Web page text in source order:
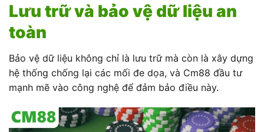
Lưu trữ và bảo vệ dữ liệu an
toàn
Bảo vệ dữ liệu không chỉ là lưu trữ mà còn là xây dựng
hệ thống chống lại các mối đe dọa, và Cm88 đầu tư
mạnh mẽ vào công nghệ để đảm bảo điều này.